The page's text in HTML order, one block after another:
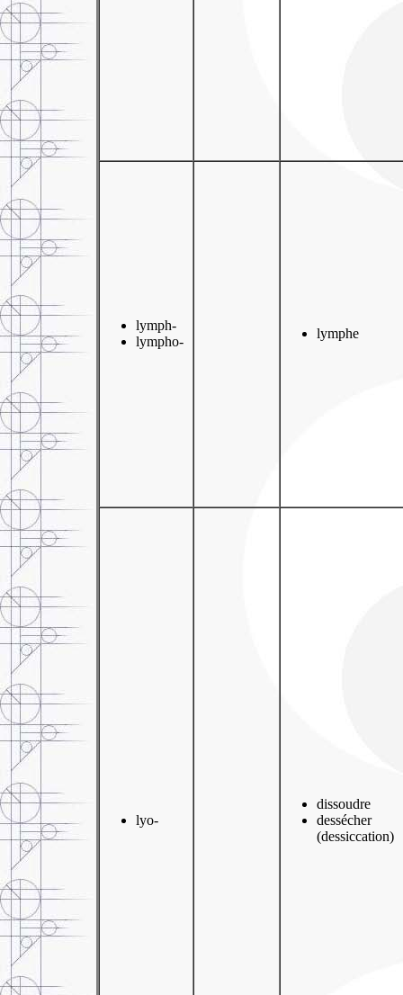
lymph-
lympho-
lymphe
lyo-
dissoudre
dessécher
(dessiccation)